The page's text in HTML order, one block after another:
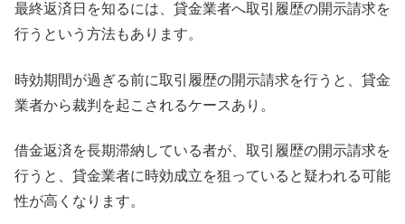
最終返済日を知るには、貸金業者へ取引履歴の開示請求を
行うという方法もあります。
時効期間が過ぎる前に取引履歴の開示請求を行うと、貸金
業者から裁判を起こされるケースあり。
借金返済を長期滞納している者が、取引履歴の開示請求を
行うと、貸金業者に時効成立を狙っていると疑われる可能
性が高くなります。